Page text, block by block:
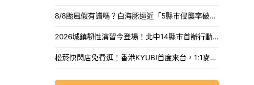
8/8颱風假有譜嗎？白海豚逼近「5縣市侵襲率破40%」，氣象署最快今發海警。
2026城鎮韌性演習今登場！北中14縣市首辦行動網路降速，外送暫停接單、全台注意事項一次看。
松菸快閃店免費逛！香港KYUBI首度來台，1:1麥可傑克森雕像震撼登場。